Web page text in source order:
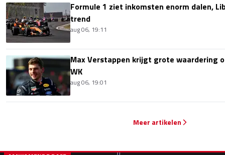
Formule 1 ziet inkomsten enorm dalen,
trend
aug 06, 19:11
Max Verstappen krijgt grote waardering
WK
aug 06, 19:01
Meer artikelen